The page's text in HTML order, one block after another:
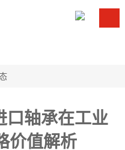
口轴承在工业
价值解析